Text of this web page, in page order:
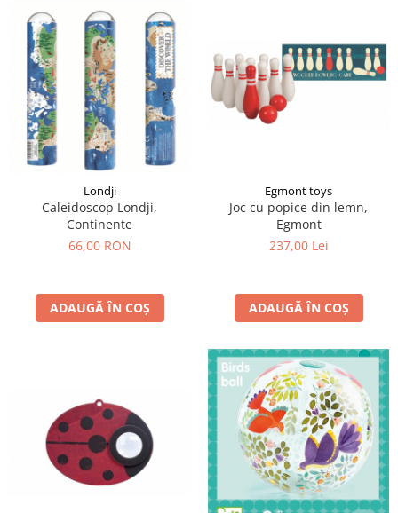
Londji
Caleidoscop Londji,
Continente
66,00 RON
ADAUGĂ ÎN COȘ
Egmont toys
Joc cu popice din lemn,
Egmont
237,00 Lei
ADAUGĂ ÎN COȘ